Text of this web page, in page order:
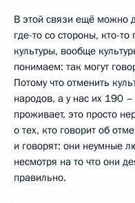
В этой связи ещё можно
где-то со стороны, кто-
культуры, вообще
понимаем: так могут
Потому что отменить
народов, а у нас их 190
проживает, это просто
о тех, кто говорит об
и говорят: они неумные
несмотря на то что они
правильно.